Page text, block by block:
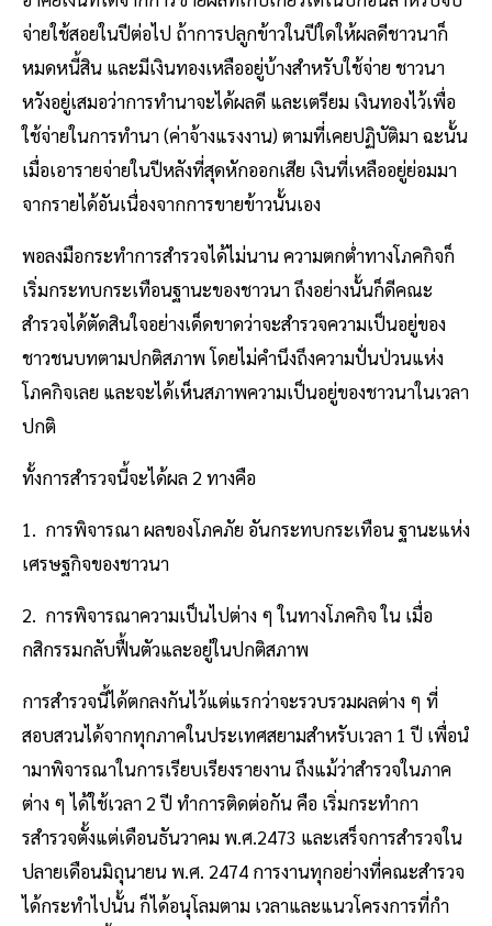
จ่ายใช้สอยในปีต่อไป ถ้าการปลูกข้าวในปีใดให้ผลดีชาวนาก็
หมดหนี้สิน และมีเงินทองเหลืออยู่บ้างสําหรับใช้จ่าย ชาวนา
หวังอยู่เสมอว่าการทำนาจะได้ผลดี และเตรียม เงินทองไว้เพื่อ
ใช้จ่ายในการทํานา (ค่าจ้างแรงงาน) ตามที่เคยปฏิบัติมา ฉะนั้น
เมื่อเอารายจ่ายในปีหลังที่สุดหักออกเสีย เงินที่เหลืออยู่ย่อมมา
จากรายได้อันเนื่องจากการขายข้าวนั้นเอง
พอลงมือกระทําการสํารวจได้ไม่นาน ความตกต่ำทางโภคกิจก็
เริ่มกระทบกระเทือนฐานะของชาวนา ถึงอย่างนั้นก็ดีคณะ
สํารวจได้ตัดสินใจอย่างเด็ดขาดว่าจะสํารวจความเป็นอยู่ของ
ชาวชนบทตามปกติสภาพ โดยไม่คํานึงถึงความปั่นป่วนแห่ง
โภคกิจเลย และจะได้เห็นสภาพความเป็นอยู่ของชาวนาในเวลา
ปกติ
ทั้งการสํารวจนี้จะได้ผล 2 ทางคือ
1. การพิจารณา ผลของโภคภัย อันกระทบกระเทือน ฐานะแห่ง
เศรษฐกิจของชาวนา
2. การพิจารณาความเป็นไปต่าง ๆ ในทางโภคกิจ ใน เมื่อ
กสิกรรมกลับฟื้นตัวและอยู่ในปกติสภาพ
การสํารวจนี้ได้ตกลงกันไว้แต่แรกว่าจะรวบรวมผลต่าง ๆ ที่
สอบสวนได้จากทุกภาคในประเทศสยามสําหรับเวลา 1 ปี เพื่อนํ
ามาพิจารณาในการเรียบเรียงรายงาน ถึงแม้ว่าสํารวจในภาค
ต่าง ๆ ได้ใช้เวลา 2 ปี ทําการติดต่อกัน คือ เริ่มกระทํากา
รสํารวจตั้งแต่เดือนธันวาคม พ.ศ.2473 และเสร็จการสํารวจใน
ปลายเดือนมิถุนายน พ.ศ. 2474 การงานทุกอย่างที่คณะสํารวจ
ได้กระทําไปนั้น ก็ได้อนุโลมตาม เวลาและแนวโครงการที่กํา